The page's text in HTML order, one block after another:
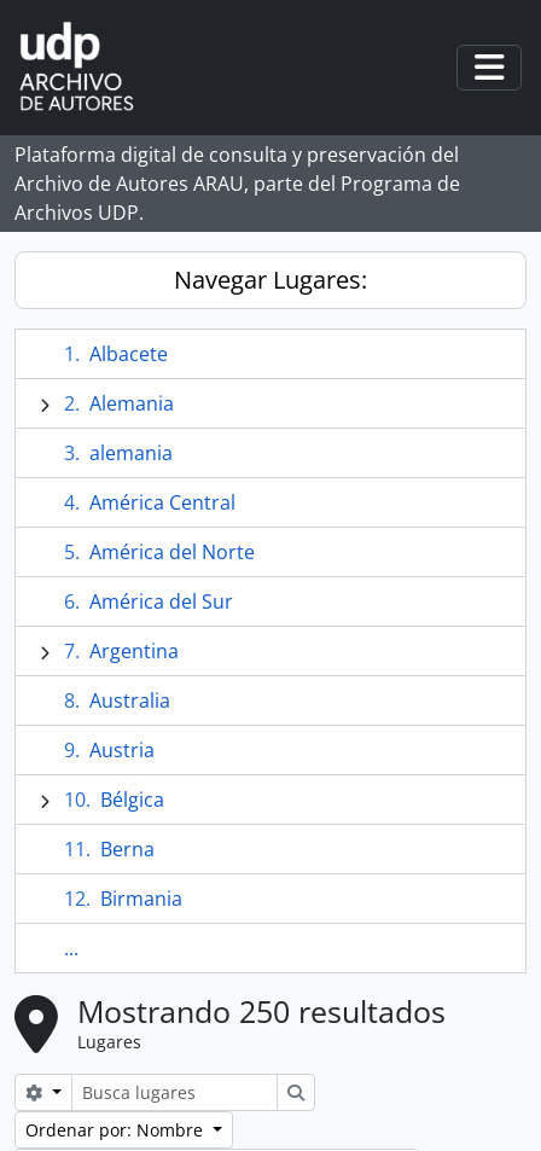
Skip to main content
Plataforma digital de consulta y preservación del
Archivo de Autores ARAU, parte del Programa de
Archivos UDP.
Navegar Lugares:
Albacete
Alemania
alemania
América Central
América del Norte
América del Sur
Argentina
Australia
Austria
Bélgica
Berna
Birmania
...
Mostrando 250 resultados
Lugares
Search options
Búsqueda
Ordenar por: Nombre